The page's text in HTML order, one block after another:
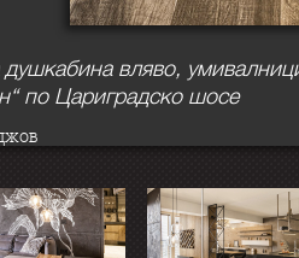
вляво,
по Цариградско шосе